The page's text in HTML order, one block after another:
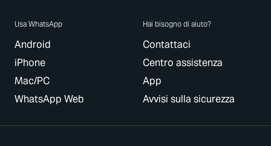
Usa WhatsApp
Android
iPhone
Mac/PC
WhatsApp Web
Hai bisogno di aiuto?
Contattaci
Centro assistenza
App
Avvisi sulla sicurezza